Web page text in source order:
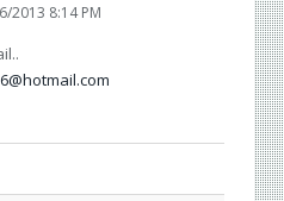
2013 8:14 PM